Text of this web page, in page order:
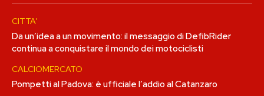
CITTA'
Da un’idea a un movimento: il messaggio di DefibRider
continua a conquistare il mondo dei motociclisti
CALCIOMERCATO
Pompetti al Padova: è ufficiale l’addio al Catanzaro